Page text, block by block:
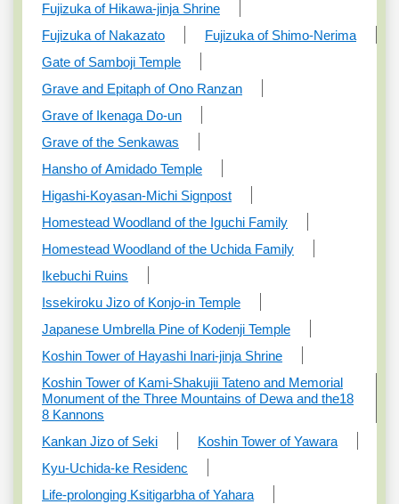
Fujizuka of Hikawa-jinja Shrine
Fujizuka of Nakazato
Fujizuka of Shimo-Nerima
Gate of Samboji Temple
Grave and Epitaph of Ono Ranzan
Grave of Ikenaga Do-un
Grave of the Senkawas
Hansho of Amidado Temple
Higashi-Koyasan-Michi Signpost
Homestead Woodland of the Iguchi Family
Homestead Woodland of the Uchida Family
Ikebuchi Ruins
Issekiroku Jizo of Konjo-in Temple
Japanese Umbrella Pine of Kodenji Temple
Koshin Tower of Hayashi Inari-jinja Shrine
Koshin Tower of Kami-Shakujii Tateno and Memorial
Monument of the Three Mountains of Dewa and the18
8 Kannons
Kankan Jizo of Seki
Koshin Tower of Yawara
Kyu-Uchida-ke Residenc
Life-prolonging Ksitigarbha of Yahara